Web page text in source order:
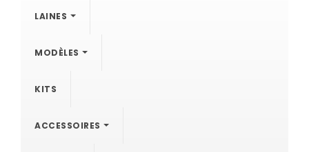
LAINES
MODÈLES
KITS
ACCESSOIRES